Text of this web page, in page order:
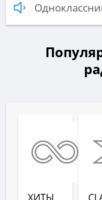
ХИТЫ ВСЕХ ВРЕ­МЕН (RADIO RECORD)